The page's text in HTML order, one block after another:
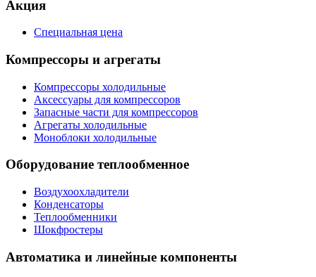
Акция
Специальная цена
Компрессоры и агрегаты
Компрессоры холодильные
Аксессуары для компрессоров
Запасные части для компрессоров
Агрегаты холодильные
Моноблоки холодильные
Оборудование теплообменное
Воздухоохладители
Конденсаторы
Теплообменники
Шокфростеры
Автоматика и линейные компоненты